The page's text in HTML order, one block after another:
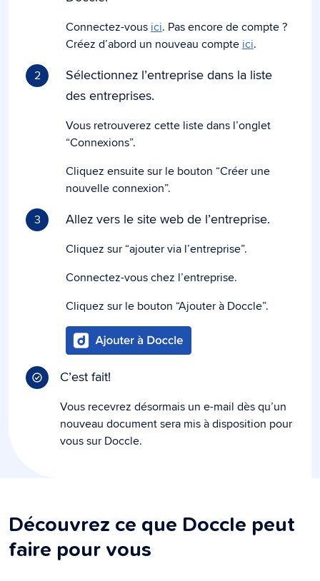
Connectez-vous ici. Pas encore de compte ?
Créez d’abord un nouveau compte ici.
2
Sélectionnez l’entreprise dans la liste
des entreprises.
Vous retrouverez cette liste dans l’onglet
“Connexions”.
Cliquez ensuite sur le bouton “Créer une
nouvelle connexion”.
3
Allez vers le site web de l’entreprise.
Cliquez sur “ajouter via l’entreprise”.
Connectez-vous chez l’entreprise.
Cliquez sur le bouton “Ajouter à Doccle”.
C’est fait!
Vous recevrez désormais un e-mail dès qu’un
nouveau document sera mis à disposition pour
vous sur Doccle.
Découvrez ce que Doccle peut
faire pour vous